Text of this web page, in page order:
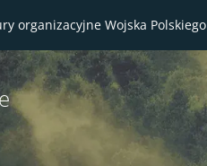
organizacyjne Wojska Polskiego